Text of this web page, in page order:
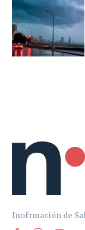
Inofrmación de